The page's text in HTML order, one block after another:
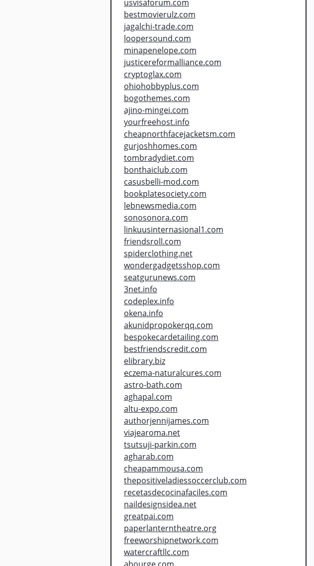
usvisaforum.com
bestmovierulz.com
jagalchi-trade.com
loopersound.com
minapenelope.com
justicereformalliance.com
cryptoglax.com
ohiohobbyplus.com
bogothemes.com
ajino-mingei.com
yourfreehost.info
cheapnorthfacejacketsm.com
gurjoshhomes.com
tombradydiet.com
bonthaiclub.com
casusbelli-mod.com
bookplatesociety.com
lebnewsmedia.com
sonosonora.com
linkuusinternasional1.com
friendsroll.com
spiderclothing.net
wondergadgetsshop.com
seatgurunews.com
3net.info
codeplex.info
okena.info
akunidpropokerqq.com
bespokecardetailing.com
bestfriendscredit.com
elibrary.biz
eczema-naturalcures.com
astro-bath.com
aghapal.com
altu-expo.com
authorjennijames.com
viajearoma.net
tsutsuji-parkin.com
agharab.com
cheapammousa.com
thepositiveladiessoccerclub.com
recetasdecocinafaciles.com
naildesignsidea.net
greatpai.com
paperlanterntheatre.org
freeworshipnetwork.com
watercraftllc.com